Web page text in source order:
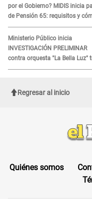
por el Gobierno? MIDIS inicia
de Pensión 65: requisitos y
obtener el beneficio economico
Ministerio Público inicia
INVESTIGACIÓN PRELIMINAR
contra orquesta "La Bella Luz"
DENUNCIA de Naldy Saldaña
Regresar al inicio
Quiénes somos